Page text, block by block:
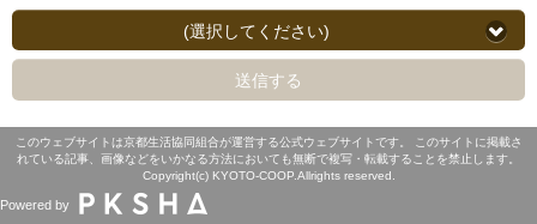
(選択してください)
送信する
このウェブサイトは京都生活協同組合が運営する公式ウェブサイトです。 このサイトに掲載さ
れている記事、画像などをいかなる方法においても無断で複写・転載することを禁止します。
Copyright(c) KYOTO-COOP.Allrights reserved.
Powered by